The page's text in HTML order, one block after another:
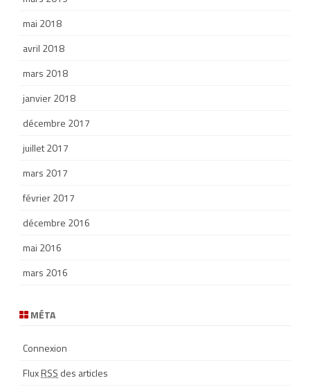
mai 2018
avril 2018
mars 2018
janvier 2018
décembre 2017
juillet 2017
mars 2017
février 2017
décembre 2016
mai 2016
mars 2016
MÉTA
Connexion
FluxRSSdes articles